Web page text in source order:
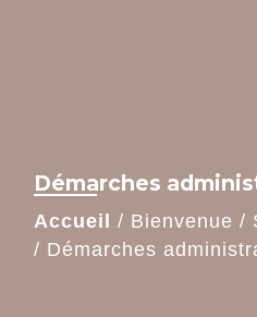
Démarches
Accueil / Bienvenue /
/ Démarches